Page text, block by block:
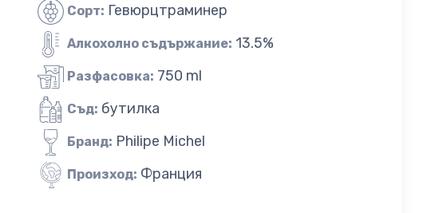
Сорт: Гевюрцтраминер
Алкохолно съдържание: 13.5%
Разфасовка: 750 ml
Съд: бутилка
Бранд: Philipe Michel
Произход: Франция